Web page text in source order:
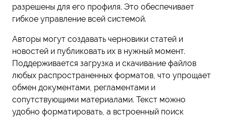
разрешены для его профиля. Это обеспечивает
гибкое управление всей системой.
Авторы могут создавать черновики статей и
новостей и публиковать их в нужный момент.
Поддерживается загрузка и скачивание файлов
любых распространенных форматов, что упрощает
обмен документами, регламентами и
сопутствующими материалами. Текст можно
удобно форматировать, а встроенный поиск